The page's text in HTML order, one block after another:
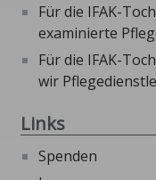
Für die IFAK-
examinierte
Für die IFAK-
wir
Links
Spenden